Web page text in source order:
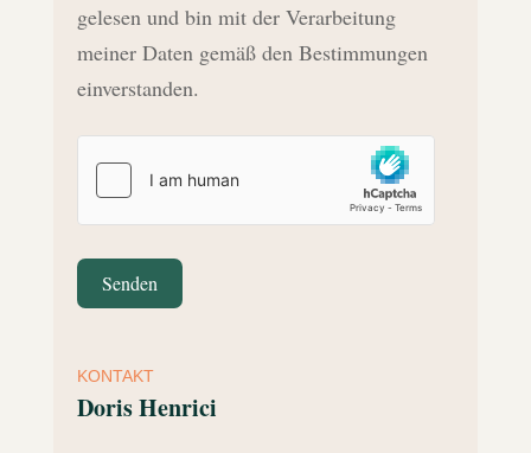
gelesen und bin mit der Verarbeitung
meiner Daten gemäß den Bestimmungen
einverstanden.
Senden
KONTAKT
Doris Henrici